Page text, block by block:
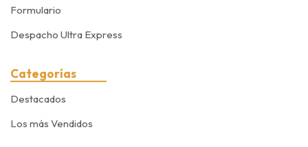
Formulario
Despacho Ultra Express
Categorías
Destacados
Los más Vendidos